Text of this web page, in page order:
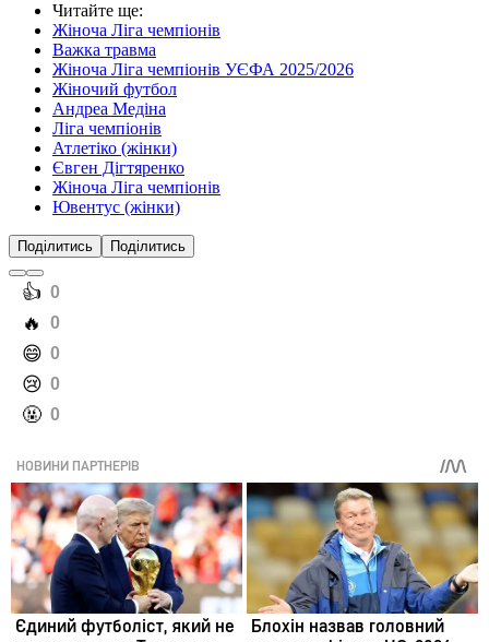
Читайте ще:
Жіноча Ліга чемпіонів
Важка травма
Жіноча Ліга чемпіонів УЄФА 2025/2026
Жіночий футбол
Андреа Медіна
Ліга чемпіонів
Атлетіко (жінки)
Євген Дігтяренко
Жіноча Ліга чемпіонів
Ювентус (жінки)
Поділитись Поділитись
️👍 0
️🔥 0
️😄 0
️😢 0
️🤬 0